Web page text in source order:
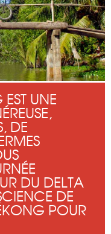
UNE
DE
DU DELTA
DE
POUR